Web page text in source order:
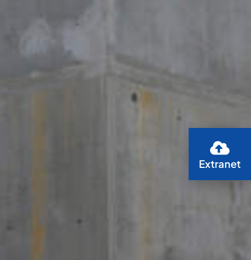
Extranet